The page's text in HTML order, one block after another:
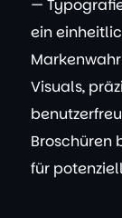
—
ein
Visuals,
Broschüren
für